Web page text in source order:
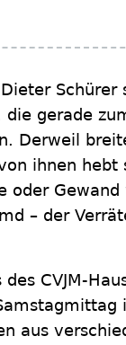
Schürer
die gerade
Derweil
ihnen hebt
oder
– der
CVJM-
aus